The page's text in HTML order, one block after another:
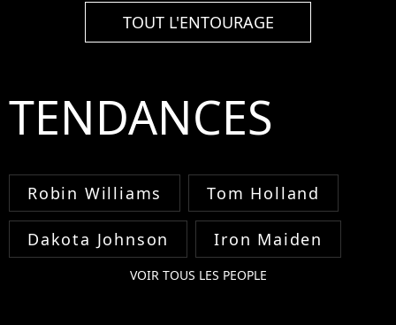
TOUT L'ENTOURAGE
TENDANCES
Robin Williams Tom Holland
Dakota Johnson Iron Maiden
VOIR TOUS LES PEOPLE